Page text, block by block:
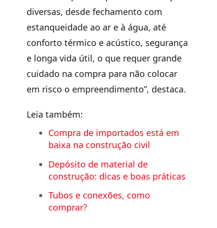
diversas, desde fechamento com
estanqueidade ao ar e à água, até
conforto térmico e acústico, segurança
e longa vida útil, o que requer grande
cuidado na compra para não colocar
em risco o empreendimento”, destaca.
Leia também:
Compra de importados está em
baixa na construção civil
Depósito de material de
construção: dicas e boas práticas
Tubos e conexões, como
comprar?